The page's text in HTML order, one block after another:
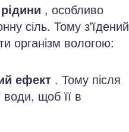
, особливо
сіль. Тому з'їдений
організм вологою:
ефект . Тому після
води, щоб її в